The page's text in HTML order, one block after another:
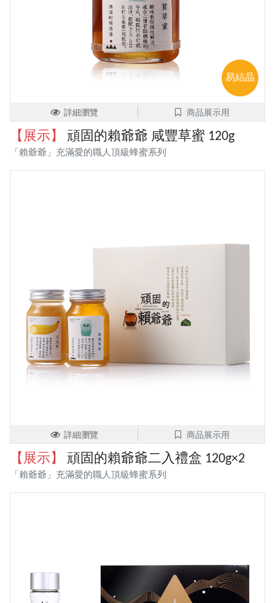
易結晶
詳細瀏覽 商品展示用
【展示】 頑固的賴爺爺 咸豐草蜜 120g
「賴爺爺」充滿愛的職人頂級蜂蜜系列
詳細瀏覽 商品展示用
【展示】 頑固的賴爺爺二入禮盒 120g×2
「賴爺爺」充滿愛的職人頂級蜂蜜系列